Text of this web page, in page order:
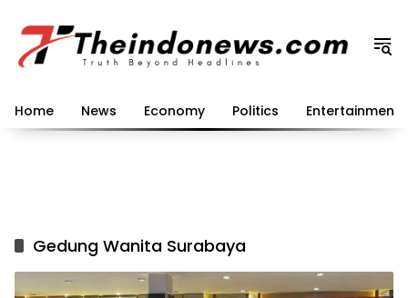
konten
Home News Economy Politics Entertainment
Gedung Wanita Surabaya